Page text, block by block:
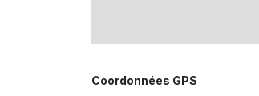
Coordonnées GPS